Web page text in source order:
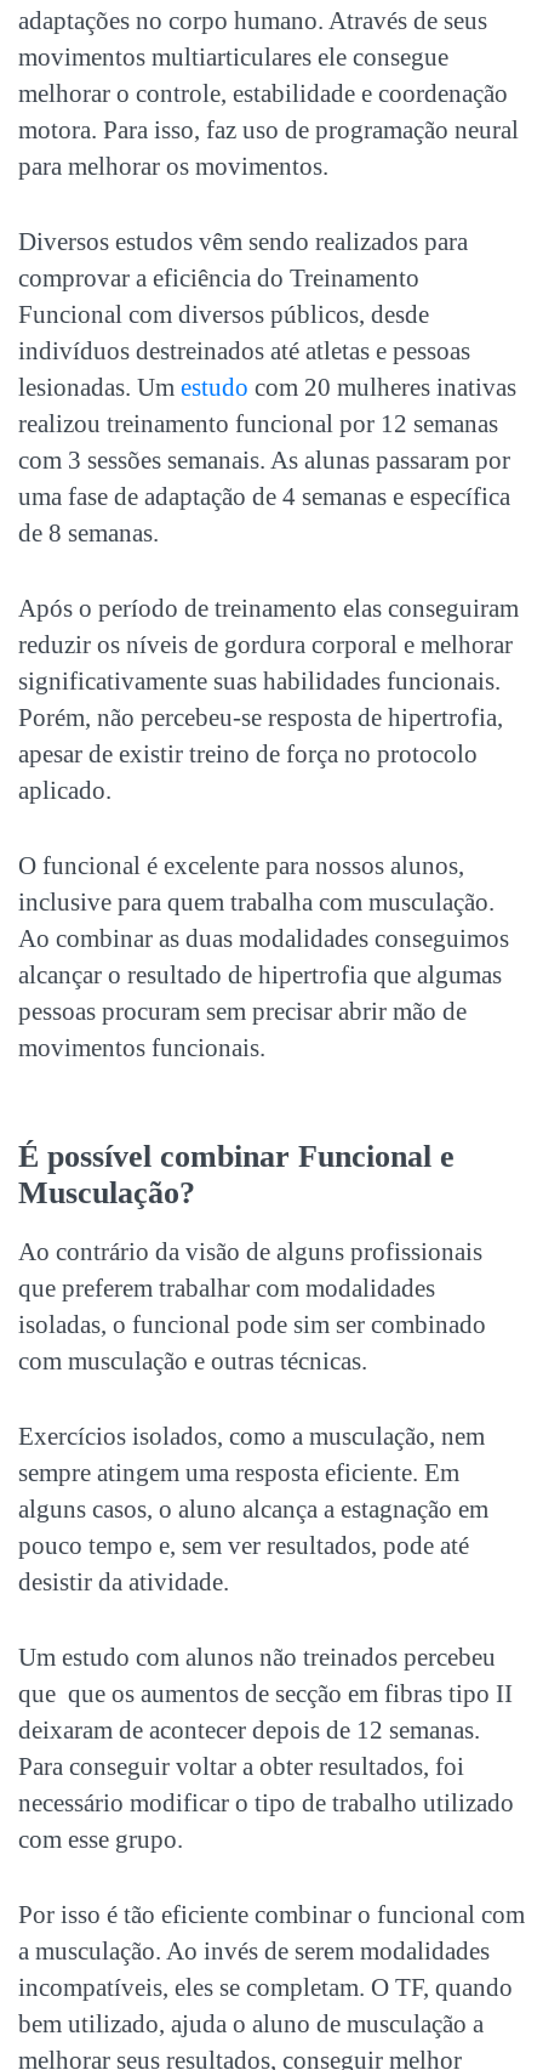
adaptações no corpo humano. Através de seus
movimentos multiarticulares ele consegue
melhorar o controle, estabilidade e coordenação
motora. Para isso, faz uso de programação neural
para melhorar os movimentos.
Diversos estudos vêm sendo realizados para
comprovar a eficiência do Treinamento
Funcional com diversos públicos, desde
indivíduos destreinados até atletas e pessoas
lesionadas. Um estudo com 20 mulheres inativas
realizou treinamento funcional por 12 semanas
com 3 sessões semanais. As alunas passaram por
uma fase de adaptação de 4 semanas e específica
de 8 semanas.
Após o período de treinamento elas conseguiram
reduzir os níveis de gordura corporal e melhorar
significativamente suas habilidades funcionais.
Porém, não percebeu-se resposta de hipertrofia,
apesar de existir treino de força no protocolo
aplicado.
O funcional é excelente para nossos alunos,
inclusive para quem trabalha com musculação.
Ao combinar as duas modalidades conseguimos
alcançar o resultado de hipertrofia que algumas
pessoas procuram sem precisar abrir mão de
movimentos funcionais.
É possível combinar Funcional e
Musculação?
Ao contrário da visão de alguns profissionais
que preferem trabalhar com modalidades
isoladas, o funcional pode sim ser combinado
com musculação e outras técnicas.
Exercícios isolados, como a musculação, nem
sempre atingem uma resposta eficiente. Em
alguns casos, o aluno alcança a estagnação em
pouco tempo e, sem ver resultados, pode até
desistir da atividade.
Um estudo com alunos não treinados percebeu
que que os aumentos de secção em fibras tipo II
deixaram de acontecer depois de 12 semanas.
Para conseguir voltar a obter resultados, foi
necessário modificar o tipo de trabalho utilizado
com esse grupo.
Por isso é tão eficiente combinar o funcional com
a musculação. Ao invés de serem modalidades
incompatíveis, eles se completam. O TF, quando
bem utilizado, ajuda o aluno de musculação a
melhorar seus resultados, conseguir melhor